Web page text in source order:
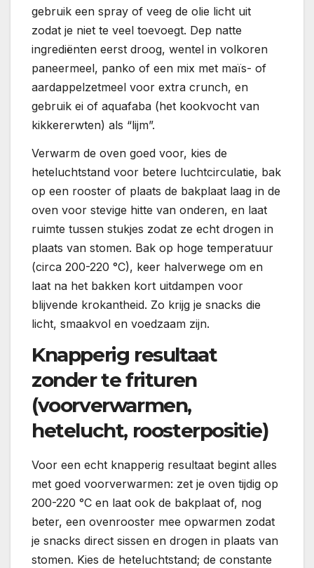
gebruik een spray of veeg de olie licht uit
zodat je niet te veel toevoegt. Dep natte
ingrediënten eerst droog, wentel in volkoren
paneermeel, panko of een mix met maïs- of
aardappelzetmeel voor extra crunch, en
gebruik ei of aquafaba (het kookvocht van
kikkererwten) als “lijm”.
Verwarm de oven goed voor, kies de
heteluchtstand voor betere luchtcirculatie, bak
op een rooster of plaats de bakplaat laag in de
oven voor stevige hitte van onderen, en laat
ruimte tussen stukjes zodat ze echt drogen in
plaats van stomen. Bak op hoge temperatuur
(circa 200-220 °C), keer halverwege om en
laat na het bakken kort uitdampen voor
blijvende krokantheid. Zo krijg je snacks die
licht, smaakvol en voedzaam zijn.
Knapperig resultaat
zonder te frituren
(voorverwarmen,
hetelucht, roosterpositie)
Voor een echt knapperig resultaat begint alles
met goed voorverwarmen: zet je oven tijdig op
200-220 °C en laat ook de bakplaat of, nog
beter, een ovenrooster mee opwarmen zodat
je snacks direct sissen en drogen in plaats van
stomen. Kies de heteluchtstand; de constante